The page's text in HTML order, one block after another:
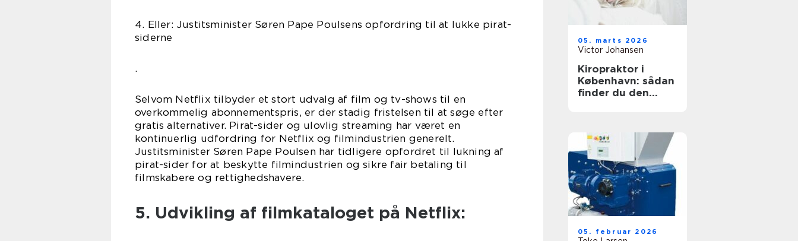
4. Eller: Justitsminister Søren Pape Poulsens opfordring til at lukke pirat-
siderne
.
Selvom Netflix tilbyder et stort udvalg af film og tv-shows til en
overkommelig abonnementspris, er der stadig fristelsen til at søge efter
gratis alternativer. Pirat-sider og ulovlig streaming har været en
kontinuerlig udfordring for Netflix og filmindustrien generelt.
Justitsminister Søren Pape Poulsen har tidligere opfordret til lukning af
pirat-sider for at beskytte filmindustrien og sikre fair betaling til
filmskabere og rettighedshavere.
5. Udvikling af filmkataloget på Netflix:
05. marts 2026
Victor Johansen
Kiropraktor i
København: sådan
finder du den
05. februar 2026